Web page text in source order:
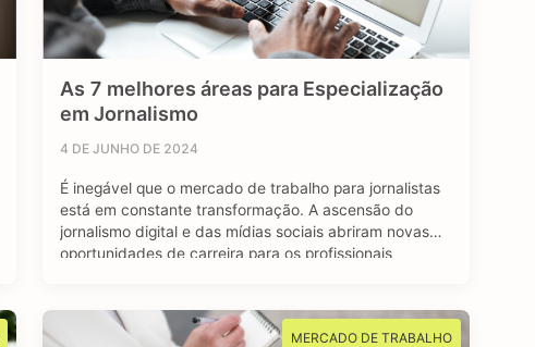
As 7 melhores áreas para Especialização
em Jornalismo
4 DE JUNHO DE 2024
É inegável que o mercado de trabalho para jornalistas
está em constante transformação. A ascensão do
jornalismo digital e das mídias sociais abriram novas
oportunidades de carreira para os profissionais
das profissões extintas do mundo. …
MERCADO DE TRABALHO